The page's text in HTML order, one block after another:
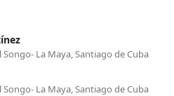
La Maya, Santiago de Cuba
La Maya, Santiago de Cuba